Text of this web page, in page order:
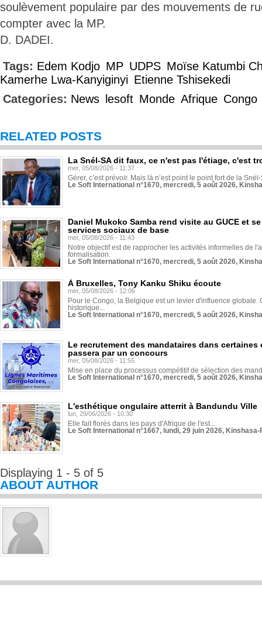
soulèvement populaire par des mouvements de
compter avec la MP.
D. DADEI.
Tags: Edem Kodjo MP UDPS Moïse Katumbi
Kamerhe Lwa-Kanyiginyi Etienne Tshisekedi
Categories: News lesoft Monde Afrique Congo
RELATED POSTS
La Snél-SA dit faux, ce n'est pas l'étiage, c'est
mer, 05/08/2026 - 11:37
Gérer, c’est prévoir. Mais là n’est point le point fort de la
Le Soft International n°1670, mercredi, 5 août 2026,
Daniel Mukoko Samba rend visite au GUCE et
services sociaux de base
mer, 05/08/2026 - 11:43
Notre objectif est de rapprocher les activités informelles de
formalisation.
Le Soft International n°1670, mercredi, 5 août 2026,
À Bruxelles, Tony Kanku Shiku écoute
mer, 05/08/2026 - 12:06
Pour le Congo, la Belgique est un levier d'influence globale.
historique...
Le Soft International n°1670, mercredi, 5 août 2026,
Le recrutement des mandataires dans
passera par un concours
mer, 05/08/2026 - 11:55
Mise en place du processus compétitif de sélection des
Le Soft International n°1670, mercredi, 5 août 2026,
L'esthétique ongulaire atterrit à Bandundu Ville
lun, 29/06/2026 - 10:30
Elle fait florès dans les pays d'Afrique de l'est...
Le Soft International n°1667, lundi, 29 juin 2026,
Displaying 1 - 5 of 5
ABOUT AUTHOR